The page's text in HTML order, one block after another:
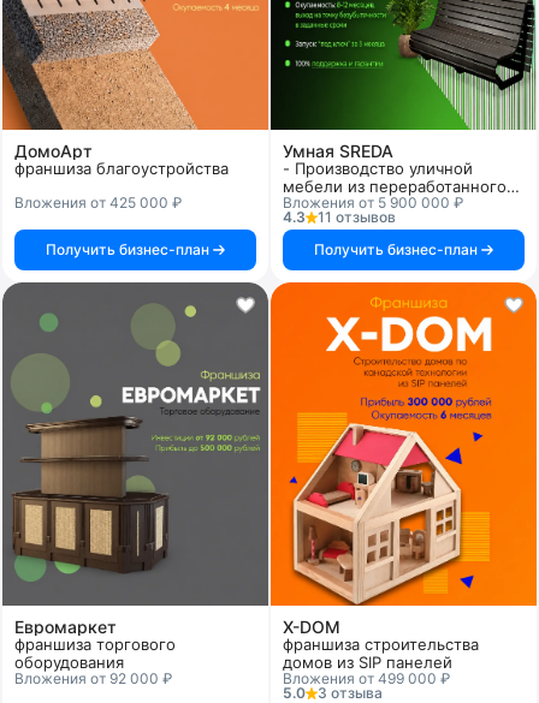
ДомоАрт
франшиза благоустройства
Вложения от 425 000 ₽
Получить бизнес-план
Умная SREDA
- Производство уличной
мебели из переработанного
пластика
Вложения от 5 900 000 ₽
4.3
11 отзывов
Получить бизнес-план
Евромаркет
франшиза торгового
оборудования
Вложения от 92 000 ₽
X-DOM
франшиза строительства
домов из SIP панелей
Вложения от 499 000 ₽
5.0
3 отзыва